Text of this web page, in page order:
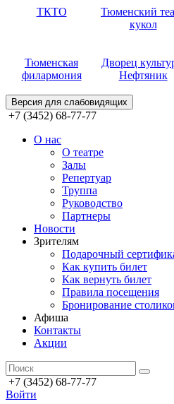
ТКТО
Тюменский
кукол
Тюменская
филармония
Дворец
Нефтяник
Версия для слабовидящих
+7 (3452) 68-77-77
О нас
О театре
Залы
Репертуар
Труппа
Руководство
Партнеры
Новости
Зрителям
Подарочный
Как купить билет
Как вернуть билет
Правила посещения
Бронирование
Афиша
Контакты
Акции
+7 (3452) 68-77-77
Войти